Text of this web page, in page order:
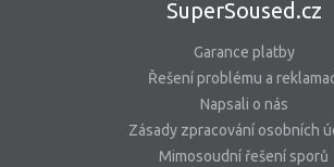
SuperSoused.cz
Garance platby
Řešení problému a
Napsali o nás
Zásady zpracování osobních
Mimosoudní řešení sporů